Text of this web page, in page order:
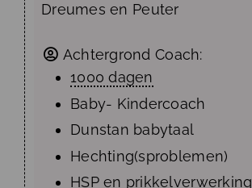
Dreumes en Peuter
Achtergrond Coach:
1000 dagen
Baby- Kindercoach
Dunstan babytaal
Hechting(sproblemen)
HSPen prikkelverwerking